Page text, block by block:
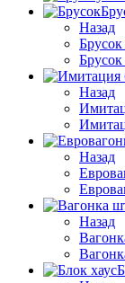
Назад
Брусок
Назад
Назад
Назад